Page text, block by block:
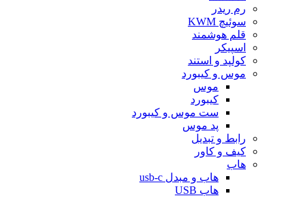
رم ریدر
سوئیچ KWM
قلم هوشمند
اسپیکر
کولپد و استند
موس و کیبورد
موس
کیبورد
ست موس و کیبورد
پد موس
رابط و تبدیل
کیف و کاور
هاب
هاب و مبدل usb-c
هاب USB